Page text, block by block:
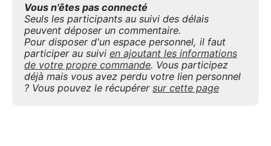
Vous n'êtes pas connecté
Seuls les participants au suivi des délais
peuvent déposer un commentaire.
Pour disposer d'un espace personnel, il faut
participer au suivi en ajoutant les informations
de votre propre commande. Vous participez
déjà mais vous avez perdu votre lien personnel
? Vous pouvez le récupérer sur cette page